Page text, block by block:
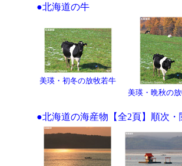
●北海道の牛
美瑛・初冬の放牧若牛
美瑛・晩秋の
●北海道の海産物【全2頁】順次